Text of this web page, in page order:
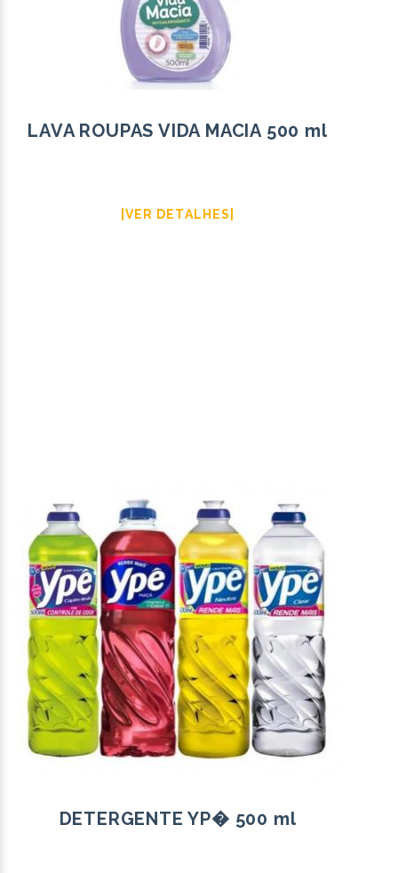
LAVA ROUPAS VIDA MACIA 500 ml
|VER DETALHES|
DETERGENTE YP� 500 ml